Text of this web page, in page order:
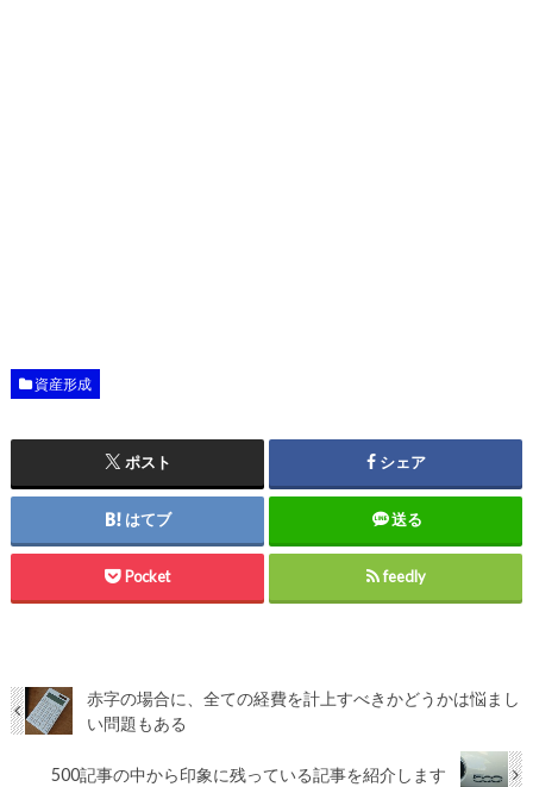
資産形成
ポスト シェア
はてブ 送る
Pocket feedly
赤字の場合に、全ての経費を計上すべきかどうかは悩まし
い問題もある
500記事の中から印象に残っている記事を紹介します